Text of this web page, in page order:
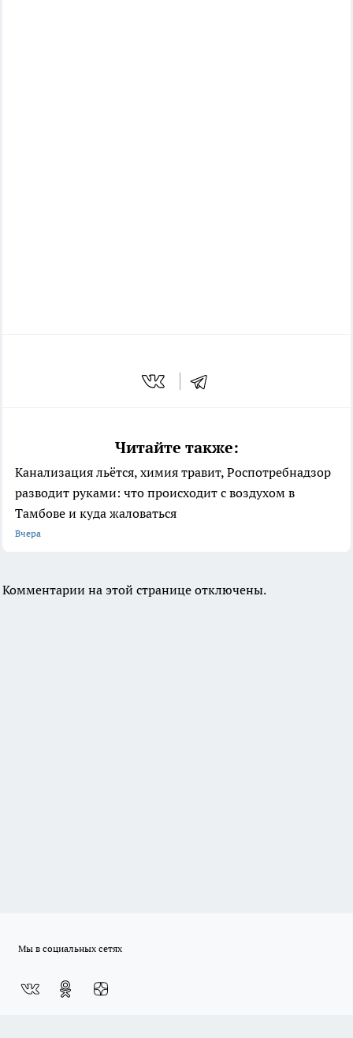
Читайте также:
Канализация льётся, химия травит, Роспотребнадзор
разводит руками: что происходит с воздухом в
Тамбове и куда жаловаться
Вчера
Комментарии на этой странице отключены.
Мы в социальных сетях